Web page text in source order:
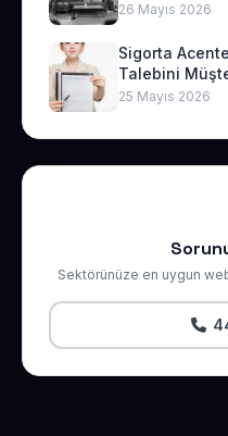
26 Mayıs 2026
Sigorta
Talebini
25 Mayıs 2026
Sektörünüze en uygun